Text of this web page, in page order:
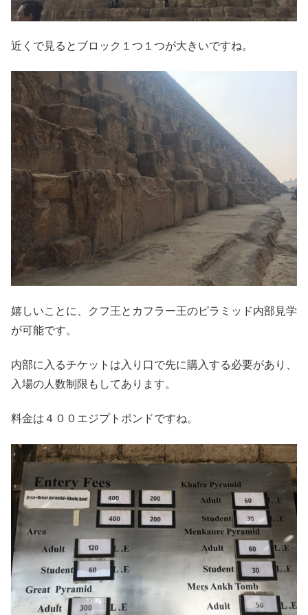
近くで見るとブロック１つ１つが大きいですね。
嬉しいことに、クフ王とカフラー王のピラミッド内部見学
が可能です。
内部に入るチケットは入り口で先に購入する必要があり、
入場の人数制限もしてあります。
料金は４００エジプトポンドですね。